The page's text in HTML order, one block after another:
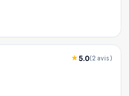
5.0(2 avis)